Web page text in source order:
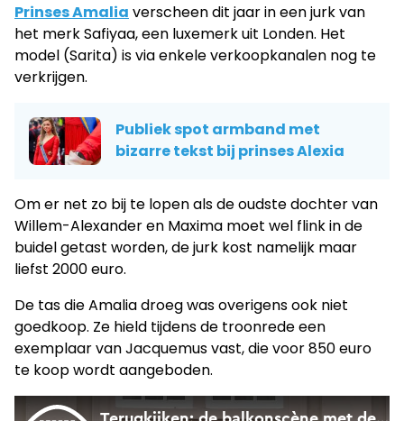
Prinses Amalia verscheen dit jaar in een jurk van
het merk Safiyaa, een luxemerk uit Londen. Het
model (Sarita) is via enkele verkoopkanalen nog te
verkrijgen.
Publiek spot armband met
bizarre tekst bij prinses Alexia
Om er net zo bij te lopen als de oudste dochter van
Willem-Alexander en Maxima moet wel flink in de
buidel getast worden, de jurk kost namelijk maar
liefst 2000 euro.
De tas die Amalia droeg was overigens ook niet
goedkoop. Ze hield tijdens de troonrede een
exemplaar van Jacquemus vast, die voor 850 euro
te koop wordt aangeboden.